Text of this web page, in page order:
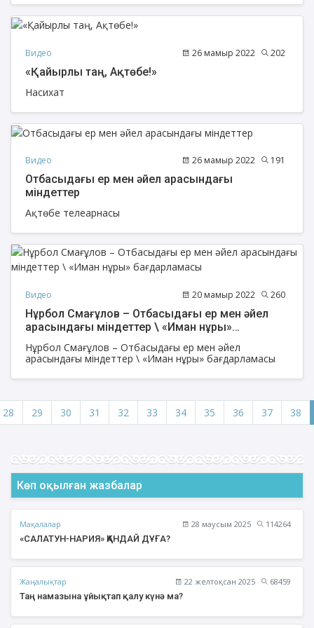
Видео 26 мамыр 2022 202
«Қайырлы таң, Ақтөбе!»
Насихат
Видео 26 мамыр 2022 191
Отбасыдағы ер мен әйел арасындағы
міндеттер
Ақтөбе телеарнасы
Видео 20 мамыр 2022 260
Нұрбол Смағұлов – Отбасыдағы ер мен әйел
арасындағы міндеттер \ «Иман нұры»
бағдарламасы
Нұрбол Смағұлов – Отбасыдағы ер мен әйел
арасындағы міндеттер \ «Иман нұры» бағдарламасы
28 29 30 31 32 33 34 35 36 37 38
Көп оқылған жазбалар
Мақалалар 28 маусым 2025
114264
«САЛАТУН-НАРИЯ» ҚАНДАЙ ДҰҒА?
Жаңалықтар 22 желтоқсан 2025
68459
Таң намазына ұйықтап қалу күнә ма?